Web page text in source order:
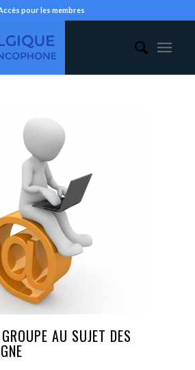
pour les membres
AU SUJET DES